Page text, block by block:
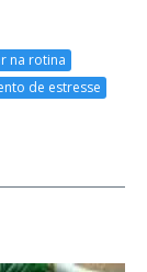
na rotina
de estresse